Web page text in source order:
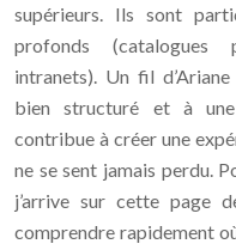
supérieurs. Ils sont
profonds (catalogues
intranets). Un fil
bien structuré et à une
contribue à créer une
ne se sent jamais perdu.
j’arrive sur cette page
comprendre rapidement